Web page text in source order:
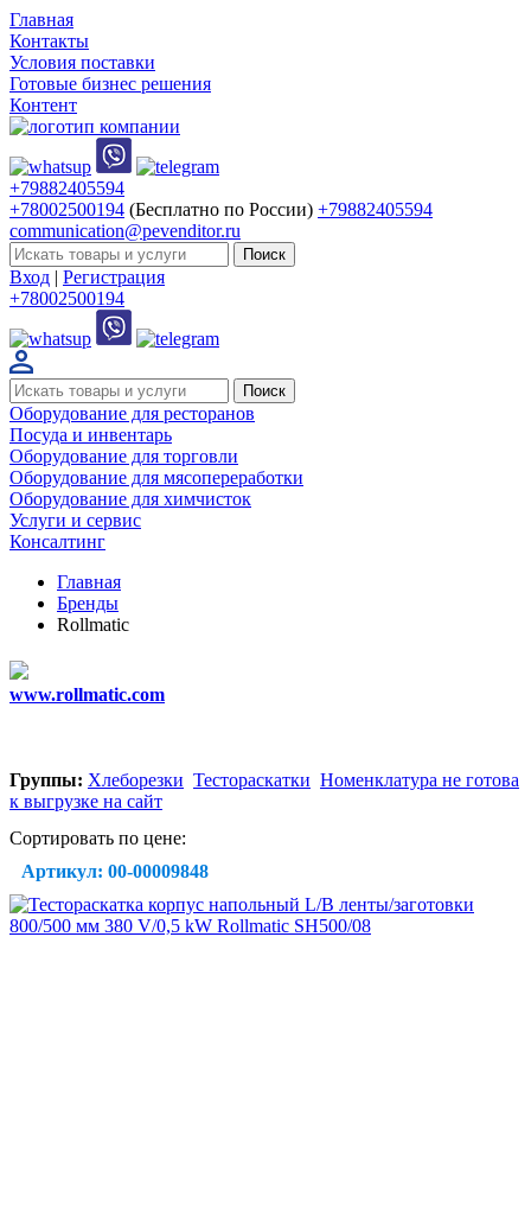
Главная
Контакты
Условия поставки
Готовые бизнес решения
Контент
+79882405594
+78002500194 (Бесплатно по России) +79882405594
communication@pevenditor.ru
Вход | Регистрация
+78002500194
Оборудование для ресторанов
Посуда и инвентарь
Оборудование для торговли
Оборудование для мясопереработки
Оборудование для химчисток
Услуги и сервис
Консалтинг
Главная
Бренды
Rollmatic
www.rollmatic.com
Группы: Хлеборезки Тестораскатки Номенклатура не готова
к выгрузке на сайт
Сортировать по цене:
Артикул: 00-00009848